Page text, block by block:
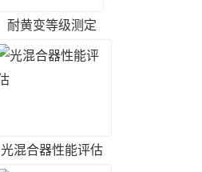
耐黄变等级测定
光混合器性能评估